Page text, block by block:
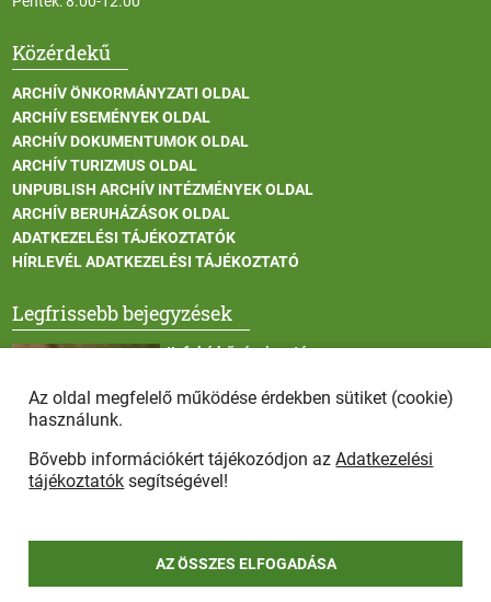
Közérdekű
ARCHÍV ÖNKORMÁNYZATI OLDAL
ARCHÍV ESEMÉNYEK OLDAL
ARCHÍV DOKUMENTUMOK OLDAL
ARCHÍV TURIZMUS OLDAL
UNPUBLISH ARCHÍV INTÉZMÉNYEK OLDAL
ARCHÍV BERUHÁZÁSOK OLDAL
ADATKEZELÉSI TÁJÉKOZTATÓK
HÍRLEVÉL ADATKEZELÉSI TÁJÉKOZTATÓ
Legfrissebb bejegyzések
II. fokú hőségriasztás
Vadállatok itatása a rendkívüli melegben
Az oldal megfelelő működése érdekben sütiket (cookie)
használunk.
Bővebb információkért tájékozódjon azAdatkezelési
tájékoztatók segítségével!
AZ ÖSSZES ELFOGADÁSA